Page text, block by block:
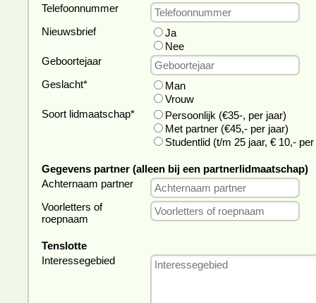
Telefoonnummer
Nieuwsbrief
Ja
Nee
Geboortejaar
Geslacht*
Man
Vrouw
Soort lidmaatschap*
Persoonlijk (€35-, per jaar)
Met partner (€45,- per jaar)
Studentlid (t/m 25 jaar, € 10,-
Gegevens partner (alleen bij een partnerlidmaatschap)
Achternaam partner
Voorletters of
roepnaam
Tenslotte
Interessegebied